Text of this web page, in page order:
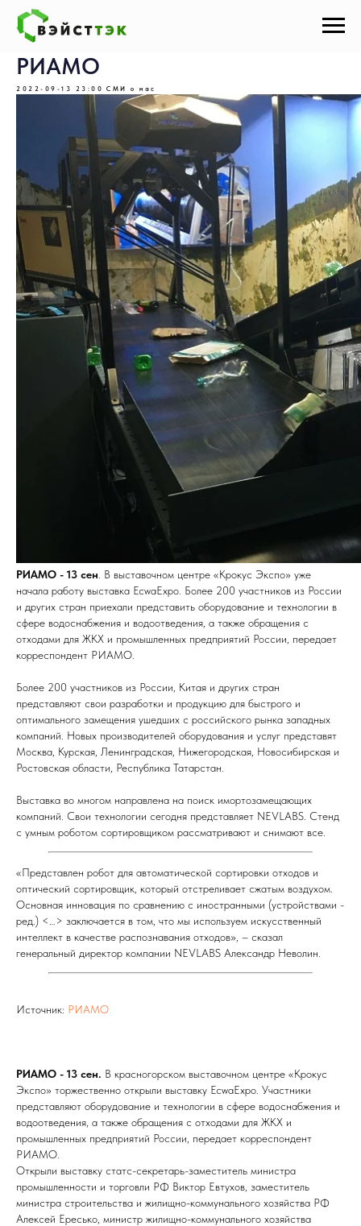
РИАМО
2022-09-13 23:00 СМИ о нас
РИАМО - 13 сен . В выставочном центре «Крокус Экспо» уже
начала работу выставка EcwaExpo. Более 200 участников из России
и других стран приехали представить оборудование и технологии в
сфере водоснабжения и водоотведения, а также обращения с
отходами для ЖКХ и промышленных предприятий России, передает
корреспондент РИАМО.
Более 200 участников из России, Китая и других стран
представляют свои разработки и продукцию для быстрого и
оптимального замещения ушедших с российского рынка западных
компаний. Новых производителей оборудования и услуг представят
Москва, Курская, Ленинградская, Нижегородская, Новосибирская и
Ростовская области, Республика Татарстан.
Выставка во многом направлена на поиск имортозамещающих
компаний. Свои технологии сегодня представляет NEVLABS. Стенд
с умным роботом сортировщиком рассматривают и снимают все.
«Представлен робот для автоматической сортировки отходов и
оптический сортировщик, который отстреливает сжатым воздухом.
Основная инновация по сравнению с иностранными (устройствами -
ред.) <…> заключается в том, что мы используем искусственный
интеллект в качестве распознавания отходов», – сказал
генеральный директор компании NEVLABS Александр Неволин.
Источник: РИАМО
РИАМО - 13 сен. В красногорском выставочном центре «Крокус
Экспо» торжественно открыли выставку EcwaExpo. Участники
представляют оборудование и технологии в сфере водоснабжения и
водоотведения, а также обращения с отходами для ЖКХ и
промышленных предприятий России, передает корреспондент
РИАМО.
Открыли выставку статс-секретарь-заместитель министра
промышленности и торговли РФ Виктор Евтухов, заместитель
министра строительства и жилищно-коммунального хозяйства РФ
Алексей Ересько, министр жилищно-коммунального хозяйства